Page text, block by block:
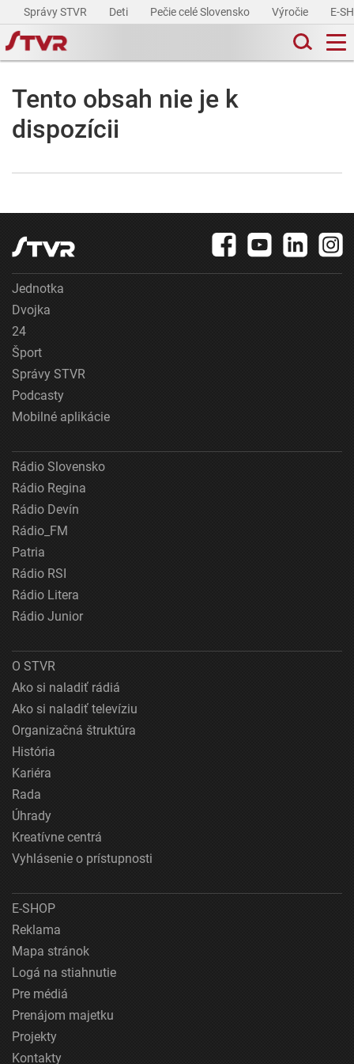
Správy STVR Deti Pečie celé Slovensko Výročie E-
Tento obsah nie je k
dispozícii
Jednotka
Dvojka
24
Šport
Správy STVR
Podcasty
Mobilné aplikácie
Rádio Slovensko
Rádio Regina
Rádio Devín
Rádio_FM
Patria
Rádio RSI
Rádio Litera
Rádio Junior
O STVR
Ako si naladiť rádiá
Ako si naladiť televíziu
Organizačná štruktúra
História
Kariéra
Rada
Úhrady
Kreatívne centrá
Vyhlásenie o prístupnosti
E-SHOP
Reklama
Mapa stránok
Logá na stiahnutie
Pre médiá
Prenájom majetku
Projekty
Kontakty